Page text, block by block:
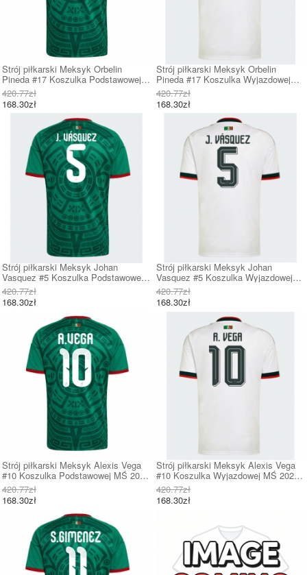
Strój piłkarski Meksyk Orbelin
Pineda #17 Koszulka Podstawowej
MŚ 2026 Krótki Rękaw
420.77zł
168.30zł
Strój piłkarski Meksyk Orbelin
Pineda #17 Koszulka Wyjazdowej
MŚ 2026 Krótki Rękaw
420.77zł
168.30zł
Strój piłkarski Meksyk Johan
Vasquez #5 Koszulka Podstawowej
MŚ 2026 Krótki Rękaw
420.77zł
168.30zł
Strój piłkarski Meksyk Johan
Vasquez #5 Koszulka Wyjazdowej
MŚ 2026 Krótki Rękaw
420.77zł
168.30zł
Strój piłkarski Meksyk Alexis Vega
#10 Koszulka Podstawowej MŚ 2026
Krótki Rękaw
420.77zł
168.30zł
Strój piłkarski Meksyk Alexis Vega
#10 Koszulka Wyjazdowej MŚ 2026
Krótki Rękaw
420.77zł
168.30zł